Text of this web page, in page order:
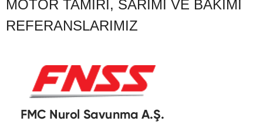
MOTOR TAMIRI, SARIMI VE BAKIMI
REFERANSLARIMIZ